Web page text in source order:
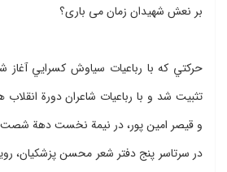
بر نعش شهیدان زمان می باری؟
حركتي كه با رباعيات سياوش كسرايي آغاز
تثبيت شد و با رباعيات شاعران دورة
و قيصر امين پور، در نيمة نخست دهة
در سرتاسر پنج دفتر شعر محسن پزشكيان،